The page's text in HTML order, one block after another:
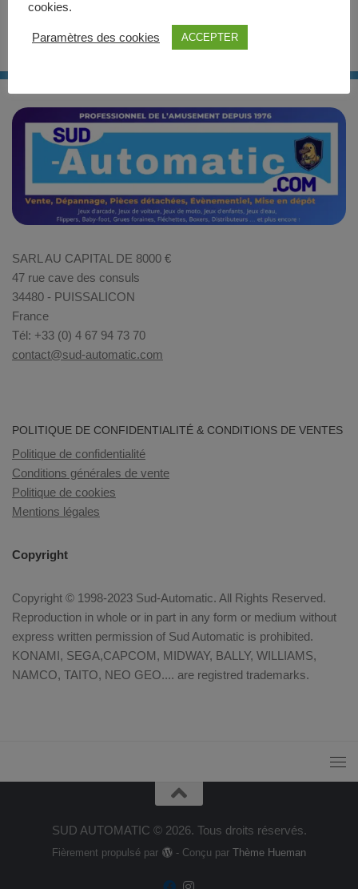
SARL AU CAPITAL DE 8000 €
47 rue cave des consuls
34480 - PUISSALICON
France
Tél: +33 (0) 4 67 94 73 70
contact@sud-automatic.com
POLITIQUE DE CONFIDENTIALITÉ & CONDITIONS DE VENTES
Politique de confidentialité
Conditions générales de vente
Politique de cookies
Mentions légales
Copyright
Copyright © 1998-2023 Sud-Automatic. All Rights Reserved.
Reproduction in whole or in part in any form or medium without
express written permission of Sud Automatic is prohibited.
KONAMI, SEGA,CAPCOM, MIDWAY, BALLY, WILLIAMS,
NAMCO, TAITO, NEO GEO.... are registred trademarks.
SUD AUTOMATIC © 2026. Tous droits réservés.
Fièrement propulsé par - Conçu par Thème Hueman
cookies.
Paramètres des cookies ACCEPTER